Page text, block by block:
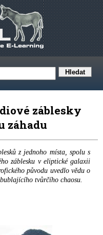
záblesky
záhadu
z jednoho místa, spolu s
záblesku v eliptické galaxii
původu uvedlo vědu o
tvůrčího chaosu.